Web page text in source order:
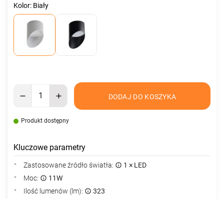
Kolor: Biały
DODAJ DO KOSZYKA
Produkt dostępny
Kluczowe parametry
Zastosowane źródło światła:
1 × LED
Moc:
11W
Ilość lumenów (lm):
323